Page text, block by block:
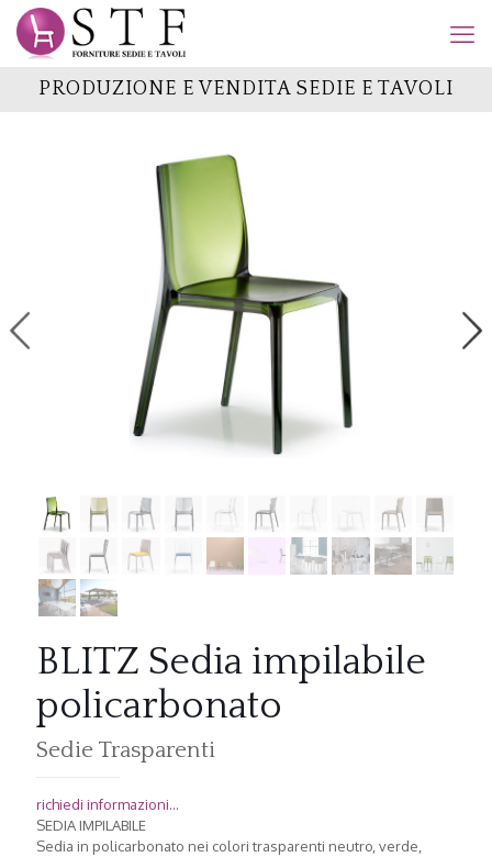
PRODUZIONE E VENDITA SEDIE E TAVOLI
BLITZ Sedia impilabile
policarbonato
Sedie Trasparenti
richiedi informazioni...
SEDIA IMPILABILE
Sedia in policarbonato nei colori trasparenti neutro, verde,